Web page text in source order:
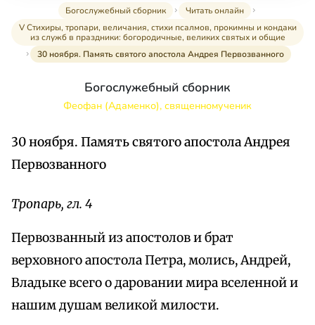
Богослужебный сборник
Читать онлайн
V Стихиры, тропари, величания, стихи псалмов, прокимны и кондаки
из служб в праздники: богородичные, великих святых и общие
30 ноября. Память святого апостола Андрея Первозванного
Богослужебный сборник
Феофан (Адаменко), священномученик
30 ноября. Память святого апостола Андрея
Первозванного
Тропарь, гл. 4
Первозванный из апостолов и брат
верховного апостола Петра, молись, Андрей,
Владыке всего о даровании мира вселенной и
нашим душам великой милости.